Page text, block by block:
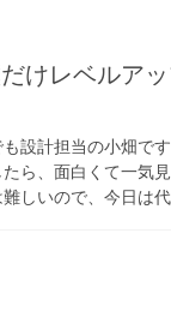
けレベルア
設計担当の小畑で
ら、面白くて一気
しいので、今日は